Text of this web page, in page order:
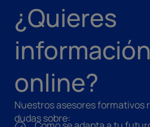
¿Quieres
online?
Nuestros asesores formativos
dudas sobre: